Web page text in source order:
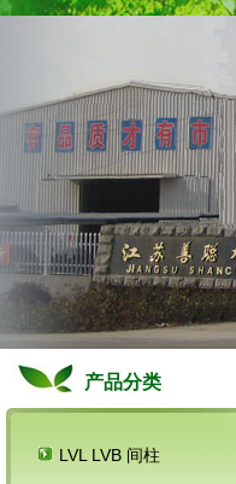
产品分类
LVL LVB 间柱